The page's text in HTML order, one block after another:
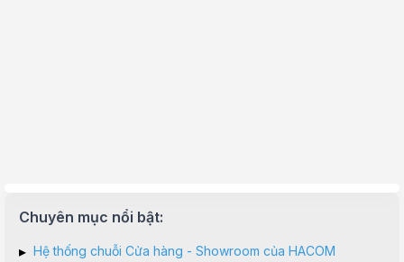
Chuyên mục nổi bật:
▸ Hệ thống chuỗi Cửa hàng - Showroom của HACOM